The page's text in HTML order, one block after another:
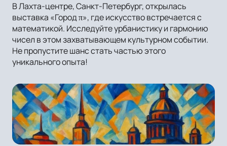
В Лахта-центре, Санкт-Петербург, открылась
выставка «Город π», где искусство встречается с
математикой. Исследуйте урбанистику и гармонию
чисел в этом захватывающем культурном событии.
Не пропустите шанс стать частью этого
уникального опыта!